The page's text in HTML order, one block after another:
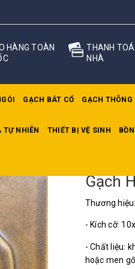
HÀNG TOÀN
THANH
NHÀ
GẠCH BÁT CỔ GẠCH THÔNG
TỰ NHIÊN THIẾT BỊ VỆ SINH
3E
Gạch
Thương hiệu:
- Kích cỡ:
- Chất liệu:
hoặc men